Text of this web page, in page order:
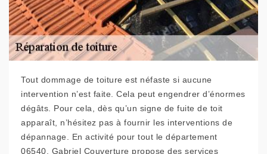
Tout dommage de toiture est néfaste si aucune
intervention n’est faite. Cela peut engendrer d’énormes
dégâts. Pour cela, dès qu’un signe de fuite de toit
apparaît, n’hésitez pas à fournir les interventions de
dépannage. En activité pour tout le département
06540, Gabriel Couverture propose des services